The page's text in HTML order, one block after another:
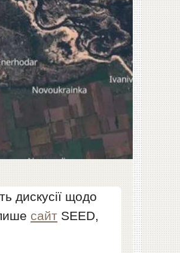
дискусії щодо
сайт SEED,